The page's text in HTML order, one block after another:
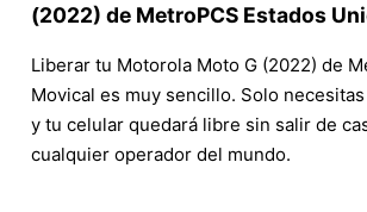
(2022) de MetroPCS Estados
Liberar tu Motorola Moto G (2022) de
Movical es muy sencillo. Solo
y tu celular quedará libre sin salir de
cualquier operador del mundo.